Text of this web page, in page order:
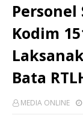
Personel
Kodim
Bata
MEDIA ONLINE